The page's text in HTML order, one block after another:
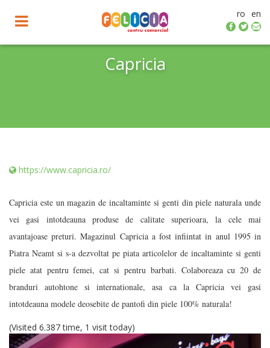
en
ro
Toggle
navigation
Capricia
https://www.capricia.ro/
Capricia este un magazin de incaltaminte si genti din piele naturala unde
vei gasi intotdeauna produse de calitate superioara, la cele mai
avantajoase preturi. Magazinul Capricia a fost infiintat in anul 1995 in
Piatra Neamt si s-a dezvoltat pe piata articolelor de incaltaminte si genti
piele atat pentru femei, cat si pentru barbati. Colaboreaza cu 20 de
branduri autohtone si internationale, asa ca la Capricia vei gasi
intotdeauna modele deosebite de pantofi din piele 100% naturala!
(Visited 6.387 time, 1 visit today)